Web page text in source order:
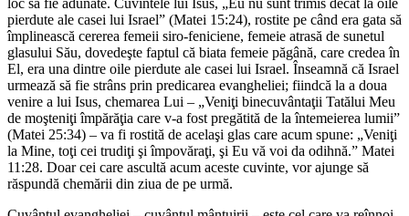
loc să fie adunate. Cuvintele lui Isus, „Eu nu sunt trimis decât la oile
pierdute ale casei lui Israel” (Matei 15:24), rostite pe când era gata să
împlinească cererea femeii siro-feniciene, femeie atrasă de sunetul
glasului Său, dovedeşte faptul că biata femeie păgână, care credea în
El, era una dintre oile pierdute ale casei lui Israel. Înseamnă că Israel
urmează să fie strâns prin predicarea evangheliei; fiindcă la a doua
venire a lui Isus, chemarea Lui – „Veniţi binecuvântaţii Tatălui Meu
de moşteniţi împărăţia care v-a fost pregătită de la întemeierea lumii”
(Matei 25:34) – va fi rostită de acelaşi glas care acum spune: „Veniţi
la Mine, toţi cei trudiţi şi împovăraţi, şi Eu vă voi da odihnă.” Matei
11:28. Doar cei care ascultă acum aceste cuvinte, vor ajunge să
răspundă chemării din ziua de pe urmă.